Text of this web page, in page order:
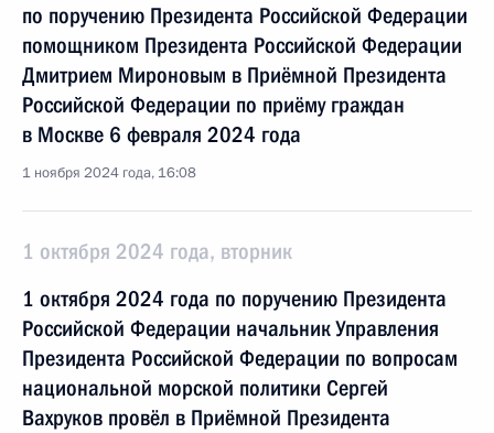
по поручению Президента Российской Федерации
помощником Президента Российской Федерации
Дмитрием Мироновым в Приёмной Президента
Российской Федерации по приёму граждан
в Москве 6 февраля 2024 года
1 ноября 2024 года, 16:08
1 октября 2024 года, вторник
1 октября 2024 года по поручению Президента
Российской Федерации начальник Управления
Президента Российской Федерации по вопросам
национальной морской политики Сергей
Вахруков провёл в Приёмной Президента